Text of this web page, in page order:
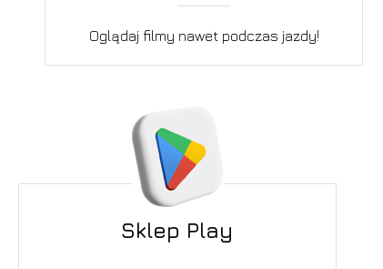
Oglądaj filmy nawet podczas jazdy!
Sklep Play